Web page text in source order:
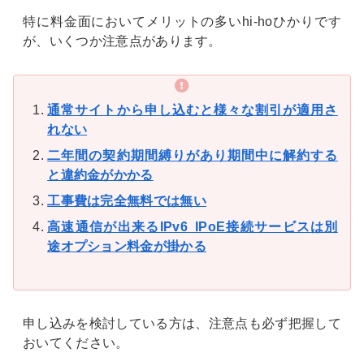
特に料金面においてメリットの多いhi-hoひかりです
が、いくつか注意点があります。
通常サイトから申し込むと様々な割引が適用さ
れない
二年間の契約期間縛りがあり期間中に解約する
と違約金がかかる
工事費は完全無料では無い
高速通信が出来るIPv6_IPoE接続サービスは別
途オプション料金が掛かる
申し込みを検討している方は、注意点も必ず把握して
おいてください。